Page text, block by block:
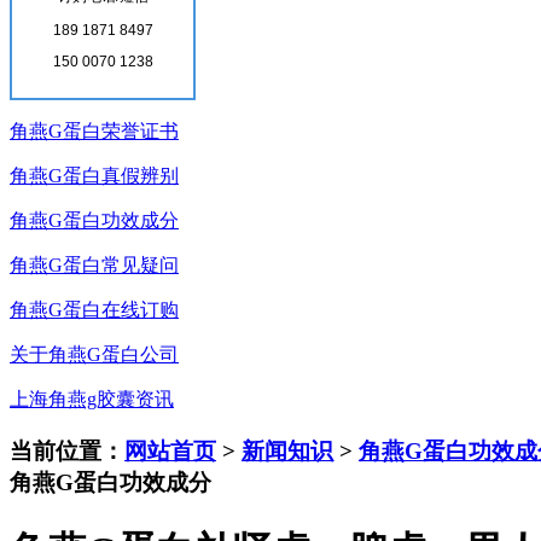
角燕G蛋白厂家公告
角燕G蛋白荣誉证书
角燕G蛋白真假辨别
角燕G蛋白功效成分
角燕G蛋白常见疑问
角燕G蛋白在线订购
关于角燕G蛋白公司
上海角燕g胶囊资讯
当前位置： 网站首页 > 新闻知识 > 角燕G蛋白功效
角燕G蛋白功效成分
189 1871 8497
150 0070 1238